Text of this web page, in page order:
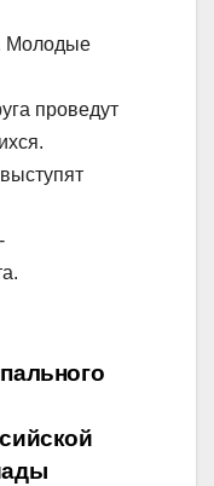
Молодые
проведут